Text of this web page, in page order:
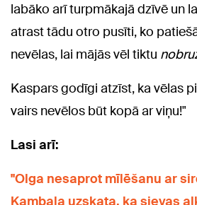
labāko arī turpmākajā dzīvē un
atrast tādu otro pusīti, ko
nevēlas, lai mājās vēl tiktu
Kaspars godīgi atzīst, ka vēlas
vairs nevēlos būt kopā ar viņu!"
Lasi arī:
"Olga nesaprot mīlēšanu ar
Kambala uzskata, ka sievas